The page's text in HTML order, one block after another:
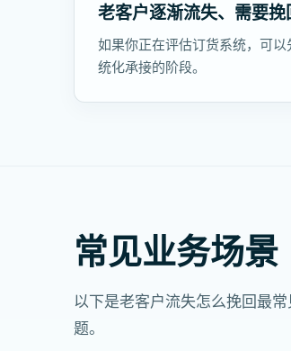
老客户逐渐流失、需要
如果你正在评估订货系统，可
统化承接的阶段。
常见业务场景
以下是老客户流失怎么挽回最
题。